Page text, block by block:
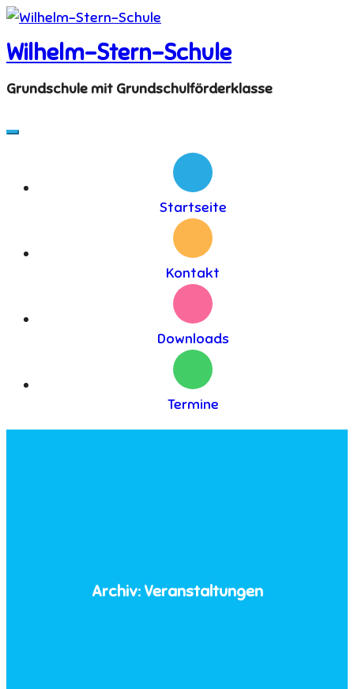
Skip
to
content
Wilhelm-Stern-Schule
Grundschule mit Grundschulförderklasse
Startseite
Kontakt
Downloads
Termine
Archiv: Veranstaltungen